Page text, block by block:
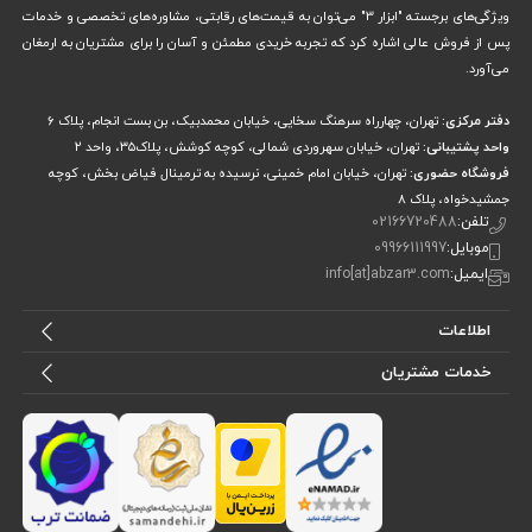
برای افزایش طول عمر این ابزار، توصیه می‌شود از هر سایز دقیقاً برای پیچ
متناسب با آن استفاده کنید. فشار بیش از حد به سری‌های ظریف می‌تواند به
نوک پیچ‌گوشتی یا گل پیچ آسیب برساند. این محصول برای کارهای سنگین
صنعتی طراحی نشده و صرفاً جهت مصارف ظریف و دقیق (ساعتی) می‌باشد.
سوالات متداول کاربران (FAQ)
آیا این پیچ‌گوشتی‌ها خاصیت آهنربایی دارند؟
این ست برای تعمیر چه وسایلی مناسب است؟
ویژگی‌های برجسته "ابزار 3" می‌توان به قیمت‌های رقابتی، مشاوره‌های تخصصی و خدمات
پس از فروش عالی اشاره کرد که تجربه خریدی مطمئن و آسان را برای مشتریان به ارمغان
می‌آورد.
دفتر مرکزی:تهران، چهارراه سرهنگ سخایی، خیابان محمدبیک، بن بست انجام، پلاک 6
واحد پشتیبانی:تهران، خیابان سهروردی شمالی، کوچه کوشش، پلاک۳۵، واحد ۲
فروشگاه حضوری:تهران، خیابان امام خمینی، نرسیده به ترمینال فیاض بخش، کوچه
جمشیدخواه، پلاک ۸
تلفن:02166720488
موبایل:09966111997
ایمیل:info[at]abzar3.com
اطلاعات
خدمات مشتریان